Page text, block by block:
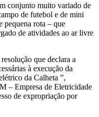
conjunto muito variado de
de futebol e de mini
pequena rota – que
de atividades ao ar livre
que declara a
à execução da
da Calheta ”,
– Empresa de Eletricidade
de expropriação por